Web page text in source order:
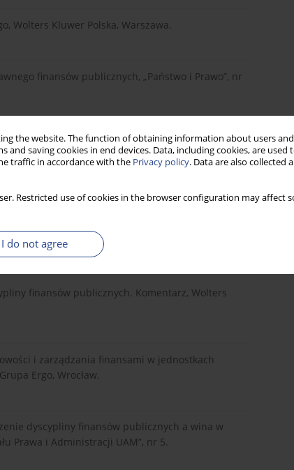
the website. The function of obtaining information about users
saving cookies in end devices. Data, including cookies, are used
traffic in accordance with the Privacy policy. Data are also collected
Restricted use of cookies in the browser configuration may affect
I do not agree
Wolters Kluwer Polska, Warszawa.
finansów publicznych, „Państwo i Prawo”, nr
finansów publicznych jako odzwierciedlenie
M. Winiarz (red.), Dyscyplina finansów
Wydawnictwo Publicus, Kraków.
Naukowe SGGW w Warszawie. Ekonomika i
finansów publicznych. Komentarz, Wolters
i zarządzania finansami w jednostkach
Ergo, Wrocław.
dyscypliny finansów publicznych a wina w
Prawa i Administracji UAM”, nr 5.